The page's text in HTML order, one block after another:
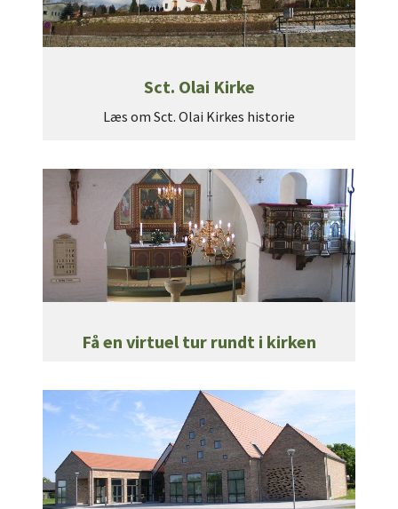
Sct. Olai Kirke
Læs om Sct. Olai Kirkes historie
Få en virtuel tur rundt i kirken